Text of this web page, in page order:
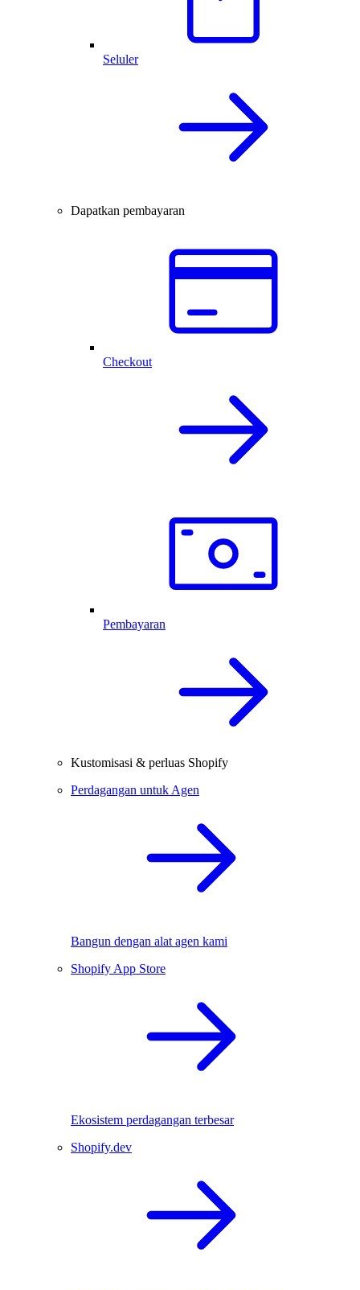
Seluler
Dapatkan pembayaran
Checkout
Pembayaran
Kustomisasi & perluas Shopify
Perdagangan untuk Agen
Bangun dengan alat agen kami
Shopify App Store
Ekosistem perdagangan terbesar
Shopify.dev